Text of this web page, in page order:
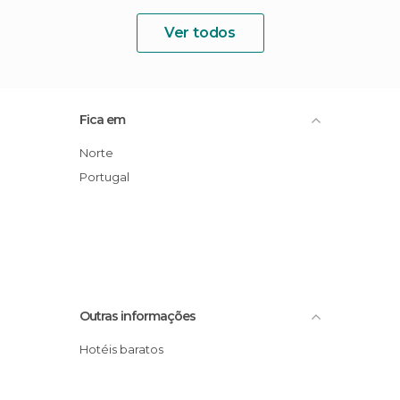
Ver todos
Fica em
Norte
Portugal
Outras informações
Hotéis baratos